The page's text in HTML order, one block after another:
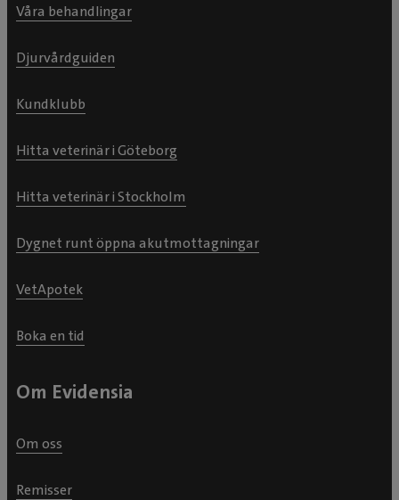
Våra behandlingar
Djurvårdguiden
Kundklubb
Hitta veterinär i Göteborg
Hitta veterinär i Stockholm
Dygnet runt öppna akutmottagningar
VetApotek
Boka en tid
Om Evidensia
Om oss
Remisser